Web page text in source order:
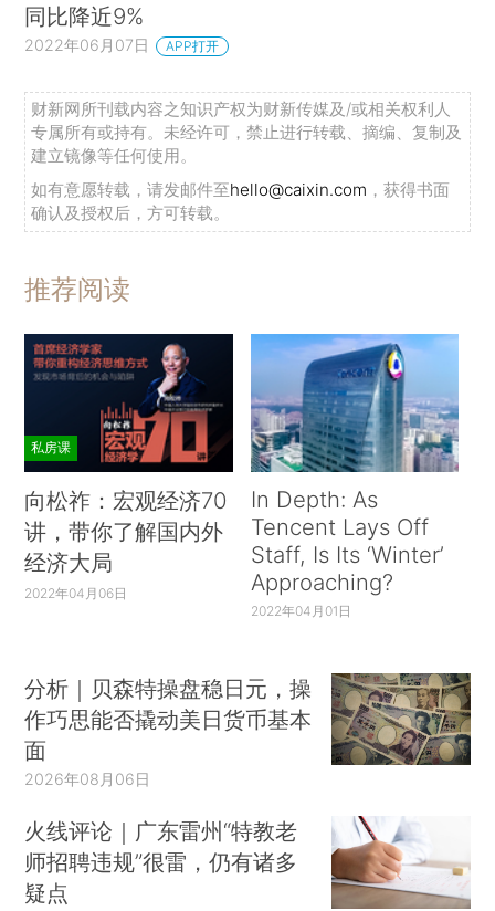
同比降近9%
2022年06月07日 APP打开
财新网所刊载内容之知识产权为财新传媒及/或相关权利人
专属所有或持有。未经许可，禁止进行转载、摘编、复制及
建立镜像等任何使用。
如有意愿转载，请发邮件至hello@caixin.com ，获得书面
确认及授权后，方可转载。
推荐阅读
私房课
向松祚：宏观经济70
讲，带你了解国内外
经济大局
2022年04月06日
In Depth: As
Tencent Lays Off
Staff, Is Its ‘Winter’
Approaching?
2022年04月01日
分析｜贝森特操盘稳日元，操
作巧思能否撬动美日货币基本
面
2026年08月06日
火线评论｜广东雷州“特教老
师招聘违规”很雷，仍有诸多
疑点